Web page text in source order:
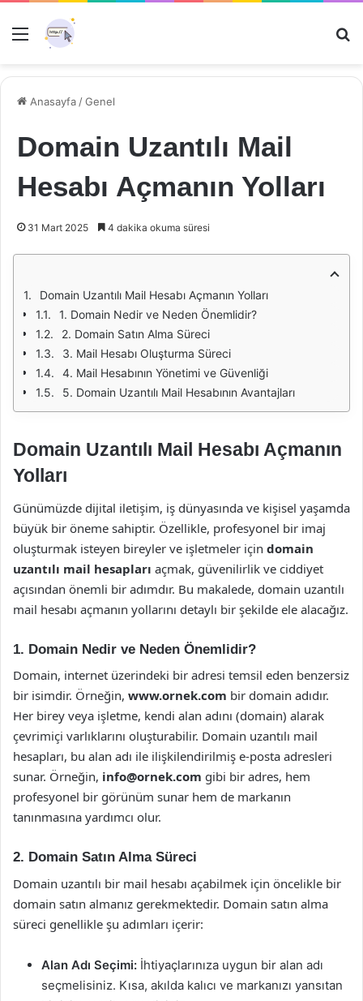
Menü
Anasayfa /Genel
Domain Uzantılı Mail
Hesabı Açmanın Yolları
31 Mart 2025 4 dakika okuma süresi
Domain Uzantılı Mail Hesabı Açmanın Yolları
1. Domain Nedir ve Neden Önemlidir?
2. Domain Satın Alma Süreci
3. Mail Hesabı Oluşturma Süreci
4. Mail Hesabının Yönetimi ve Güvenliği
5. Domain Uzantılı Mail Hesabının Avantajları
Domain Uzantılı Mail Hesabı Açmanın
Yolları
Günümüzde dijital iletişim, iş dünyasında ve kişisel yaşamda
büyük bir öneme sahiptir. Özellikle, profesyonel bir imaj
oluşturmak isteyen bireyler ve işletmeler için domain
uzantılı mail hesapları açmak, güvenilirlik ve ciddiyet
açısından önemli bir adımdır. Bu makalede, domain uzantılı
mail hesabı açmanın yollarını detaylı bir şekilde ele alacağız.
1. Domain Nedir ve Neden Önemlidir?
Domain, internet üzerindeki bir adresi temsil eden benzersiz
bir isimdir. Örneğin, www.ornek.com bir domain adıdır.
Her birey veya işletme, kendi alan adını (domain) alarak
çevrimiçi varlıklarını oluşturabilir. Domain uzantılı mail
hesapları, bu alan adı ile ilişkilendirilmiş e-posta adresleri
sunar. Örneğin, info@ornek.com gibi bir adres, hem
profesyonel bir görünüm sunar hem de markanın
tanınmasına yardımcı olur.
2. Domain Satın Alma Süreci
Domain uzantılı bir mail hesabı açabilmek için öncelikle bir
domain satın almanız gerekmektedir. Domain satın alma
süreci genellikle şu adımları içerir:
Alan Adı Seçimi: İhtiyaçlarınıza uygun bir alan adı
seçmelisiniz. Kısa, akılda kalıcı ve markanızı yansıtan